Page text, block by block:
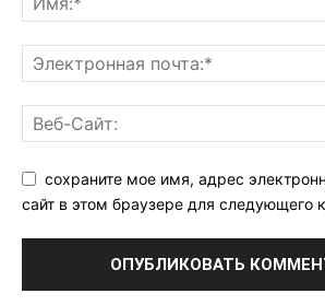
сохраните мое имя, адрес
сайт в этом браузере для следующего